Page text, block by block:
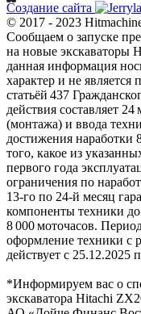
Создание сайта
© 2017 - 2023
Сообщаем о запуске
на новые экскаваторы
данная информация
характер и не является
статьёй 437
действия составляет
(монтажа) и ввода
достижения наработки
того, какое из
первого года
ограничения по
13‑го по 24‑й месяц
компоненты техники
8 000 моточасов.
оформление техники с
действует с 25.12.2025
*Информируем вас о
экскаватора Hitachi